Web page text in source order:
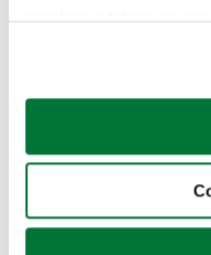
Si lo permite, también
Recopilar
Identificar su
para buscar
Coches de segunda
Coches de km0